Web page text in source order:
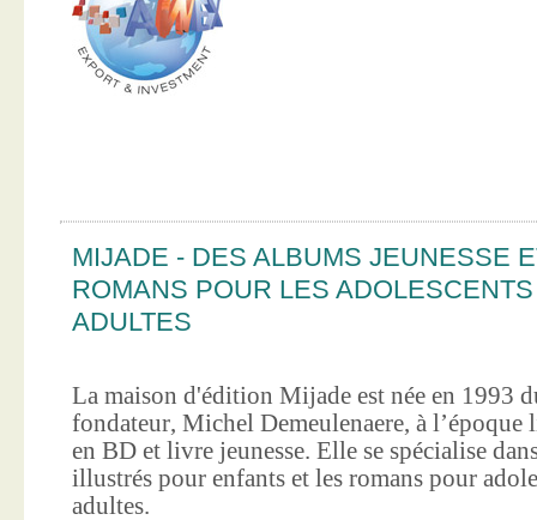
MIJADE - DES ALBUMS JEUNESSE
ROMANS POUR LES
ADULTES
La maison d'édition Mijade est née en 1993
fondateur, Michel Demeulenaere, à l’époque
en BD et livre jeunesse. Elle se spécialise
illustrés pour enfants et les romans pour
adultes.